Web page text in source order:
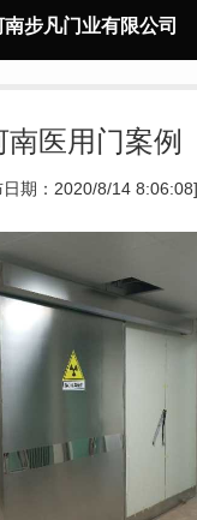
南步凡门业有限公司
南医用门案例
日期：2020/8/14 8:06:08]